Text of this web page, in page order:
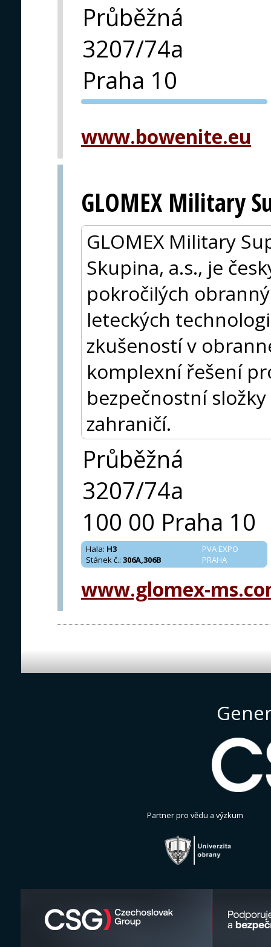
Průběžná
3207/74a
Praha 10
PVA EXPO
www.bowenite.eu
GLOMEX Military
GLOMEX Military
Skupina, a.s., je
pokročilých
leteckých
zkušeností v
komplexní řešení
bezpečnostní
zahraničí.
Průběžná
3207/74a
100 00 Praha 10
PVA EXPO
PRAHA
Hala: H3
Stánek č.: 306A,306B
www.glomex-
Partner pro vědu a výzkum